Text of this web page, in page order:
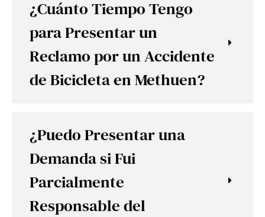
¿Cuánto Tiempo Tengo
para Presentar un
Reclamo por un Accidente
de Bicicleta en Methuen?
¿Puedo Presentar una
Demanda si Fui
Parcialmente
Responsable del